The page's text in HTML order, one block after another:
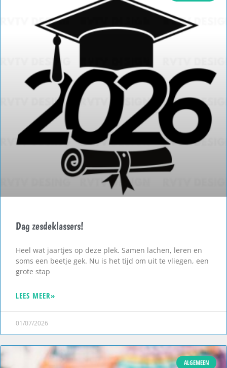
Dag zesdeklassers!
Heel wat jaartjes op deze plek. Samen lachen, leren en
soms een beetje gek. Nu is het tijd om uit te vliegen, een
grote stap
LEES MEER»
01/07/2026
ALGEMEEN